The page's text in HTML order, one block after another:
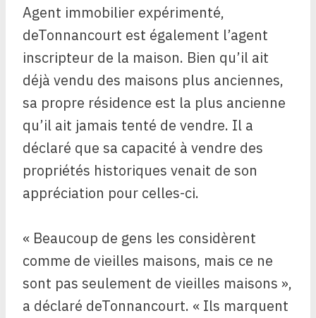
Agent immobilier expérimenté,
deTonnancourt est également l’agent
inscripteur de la maison. Bien qu’il ait
déjà vendu des maisons plus anciennes,
sa propre résidence est la plus ancienne
qu’il ait jamais tenté de vendre. Il a
déclaré que sa capacité à vendre des
propriétés historiques venait de son
appréciation pour celles-ci.
« Beaucoup de gens les considèrent
comme de vieilles maisons, mais ce ne
sont pas seulement de vieilles maisons »,
a déclaré deTonnancourt. « Ils marquent